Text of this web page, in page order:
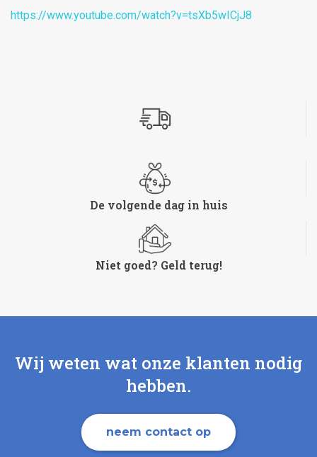
https://www.youtube.com/watch?v=tsXb5wICjJ8
De volgende dag in huis
Niet goed? Geld terug!
Wij weten wat onze klanten nodig
hebben.
neem contact op